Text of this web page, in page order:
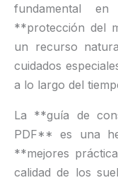
fundamental
**protección del
un recurso
cuidados
a lo largo del
La **guía de
PDF** es una
**mejores
calidad de los